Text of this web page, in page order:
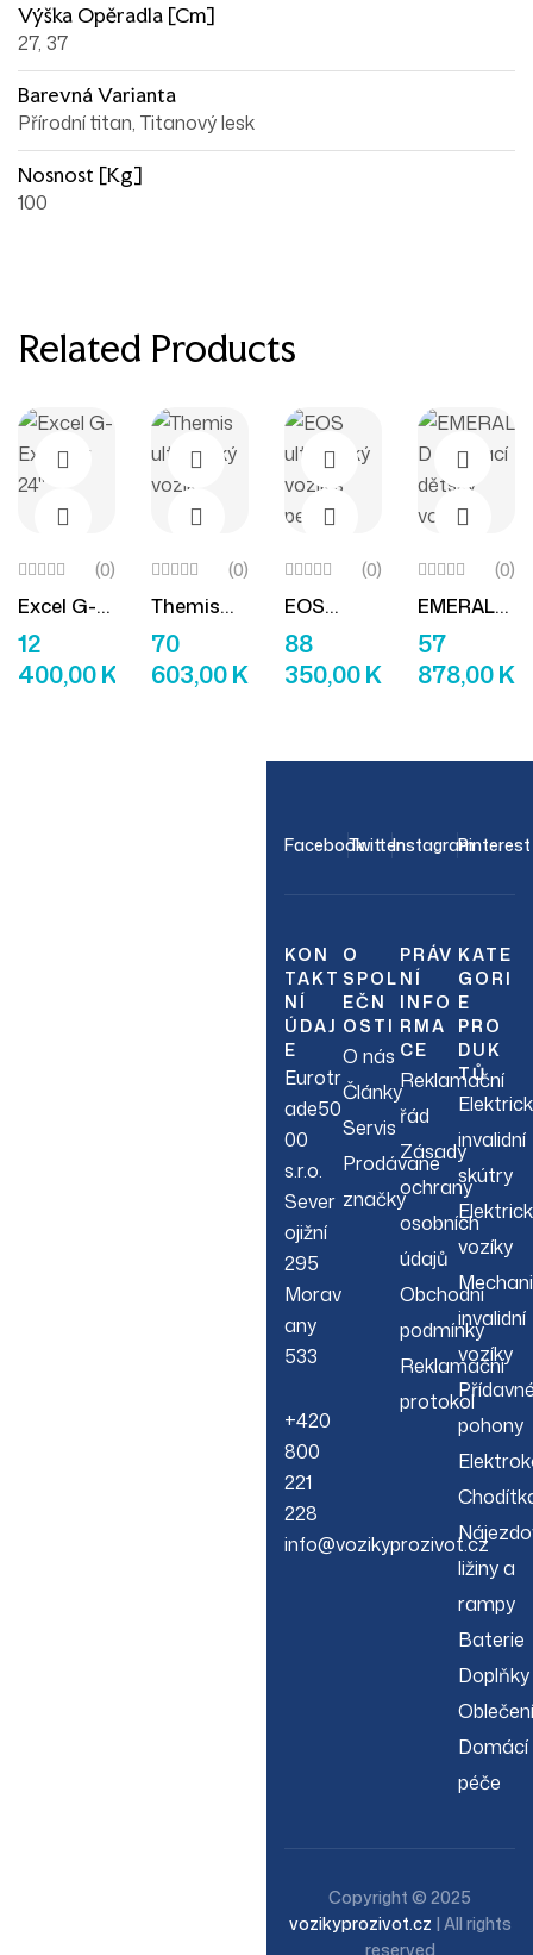
Výška Opěradla [cm]
27, 37
Barevná Varianta
Přírodní titan, Titanový lesk
Nosnost [kg]
100
Related Products
(0)
Excel G-
Explorer
24″
12
400,00KČ
Přidat Do Košíku
(0)
Themis
Ultralehký
Vozík
70
603,00KČ
Přidat Do Košíku
(0)
EOS
Ultralehký
Vozík S
88
350,00KČ
(0)
EMERALD
Skládací
Dětský
57
878,00KČ
FacebookTwitterInstagramPinterest
KON
TAKT
NÍ
ÚDAJ
E
Eurotr
ade50
00
s.r.o.
Sever
ojižní
295
Morav
any
533
+420
800
221
228
info@vozikyprozivot.cz
O
SPOL
EČN
OSTI
O nás
Články
Servis
Prodávané
značky
PRÁV
NÍ
INFO
RMA
CE
Reklamační
řád
Zásady
ochrany
osobních
údajů
Obchodní
podmínky
Reklamační
protokol
KATE
GORI
E
PRO
DUK
TŮ
invalidní
skútry
vozíky
invalidní
vozíky
pohony
ližiny a
rampy
Baterie
Doplňky
Oblečení
Domácí
péče
Copyright © 2025
vozikyprozivot.cz | All rights
reserved